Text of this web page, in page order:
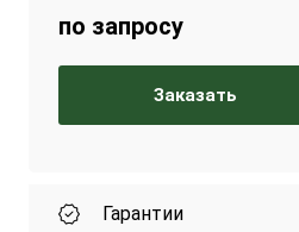
по запросу
Заказать
Гарантии